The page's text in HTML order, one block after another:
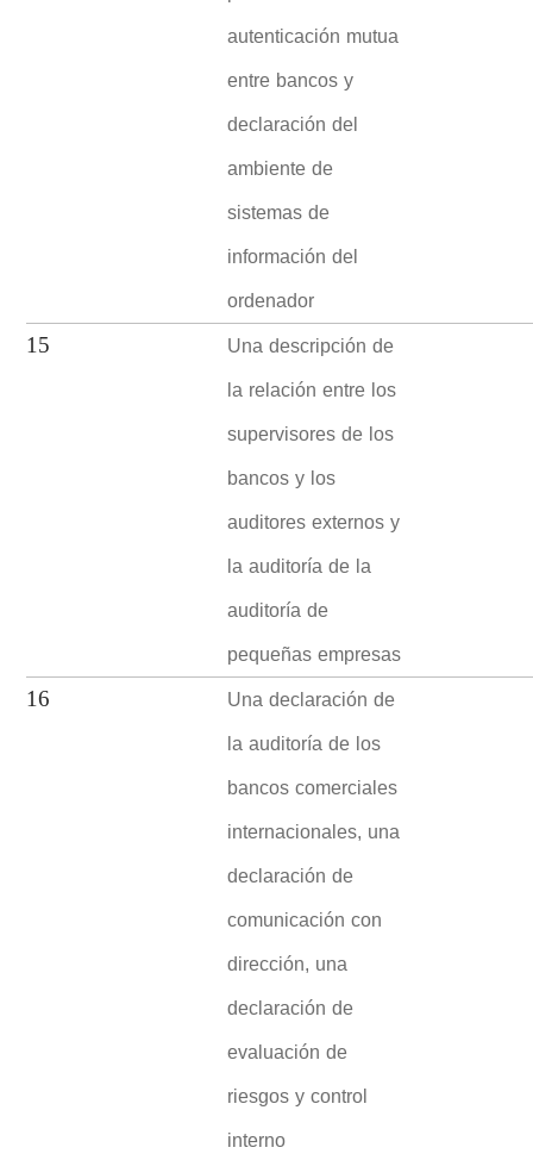
autenticación mutua
entre bancos y
declaración del
ambiente de
sistemas de
información del
ordenador
15
Una descripción de
la relación entre los
supervisores de los
bancos y los
auditores externos y
la auditoría de la
auditoría de
pequeñas empresas
16
Una declaración de
la auditoría de los
bancos comerciales
internacionales, una
declaración de
comunicación con
dirección, una
declaración de
evaluación de
riesgos y control
interno